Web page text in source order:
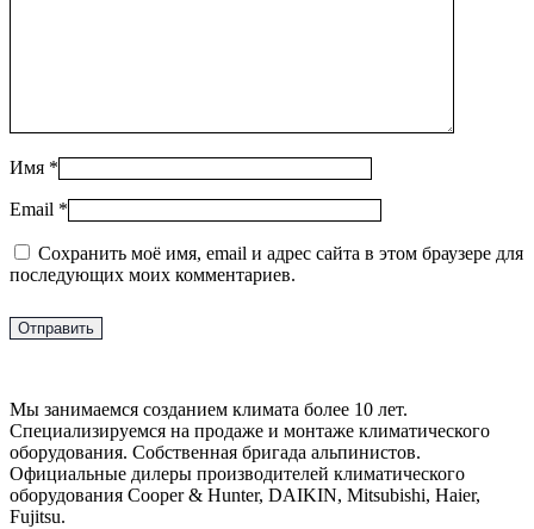
Имя *
Email *
Сохранить моё имя, email и адрес сайта в этом браузере для
последующих моих комментариев.
Мы занимаемся созданием климата более 10 лет.
Специализируемся на продаже и монтаже климатического
оборудования. Собственная бригада альпинистов.
Официальные дилеры производителей климатического
оборудования Cooper & Hunter, DAIKIN, Mitsubishi, Haier,
Fujitsu.